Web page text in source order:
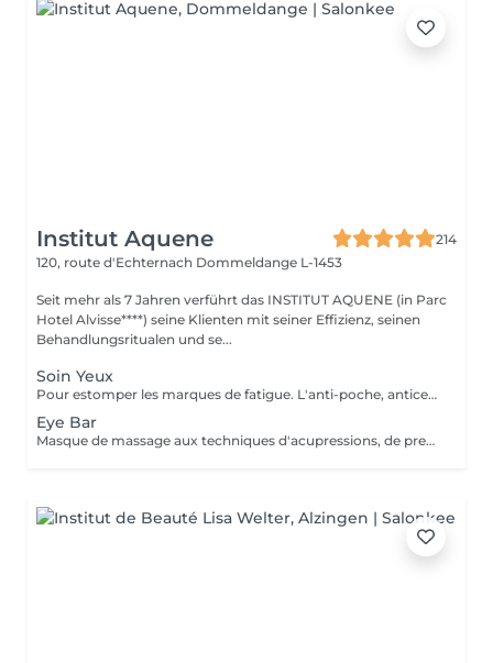
Institut Aquene
214
120, route d'Echternach Dommeldange L-1453
Seit mehr als 7 Jahren verführt das INSTITUT AQUENE (in Parc
Hotel Alvisse****) seine Klienten mit seiner Effizienz, seinen
Behandlungsritualen und se...
Soin Yeux
Pour estomper les marques de fatigue. L'anti-poche, anticernes, anti-rides pour un effet lissant et comblant. Peut être fait seul ou combiné à un soin visage.
Eye Bar
Masque de massage aux techniques d'acupressions, de pressothérapies, massage vibratoire. Peut être fait seul ou combiné dans un soin.